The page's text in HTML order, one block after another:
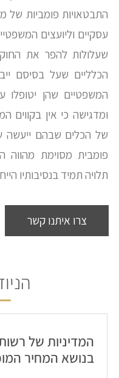
התבטאויות פומביות של
עסקיים וליועצים
שעלולות להפר את
הכלליים שעל בסיסם
המשפטיים שהן
ומדגישה כי אין
של הכלים שבהם ייעשה
פומבית מסוימת
תלויה תמיד בנסיבותיו
צרו איתנו קשר
המדיניות של
בנושא המחיר